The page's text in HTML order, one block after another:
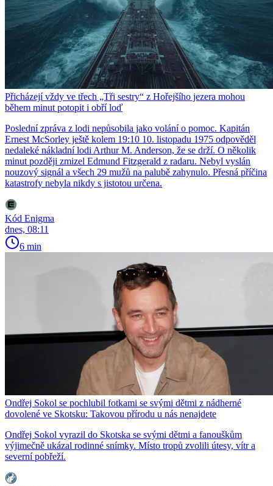
Přicházejí vždy ve třech „Tři sestry“ z Hořejšího jezera mohou
během minut potopit i obří loď
Poslední zpráva z lodi nepůsobila jako volání o pomoc. Kapitán
Ernest McSorley ještě kolem 19:10 10. listopadu 1975 odpověděl
nedaleké nákladní lodi Arthur M. Anderson, že se drží. O několik
minut později zmizel Edmund Fitzgerald z radaru. Nebyl vyslán
nouzový signál a všech 29 mužů na palubě zahynulo. Přesná příčina
katastrofy nebyla nikdy s jistotou určena.
Kód Enigma
dnes, 08:11
6 min
Ondřej Sokol se pochlubil fotkami se svými dětmi z nádherné
dovolené ve Skotsku: Takovou přírodu u nás nenajdete
Ondřej Sokol vyrazil do Skotska se svými dětmi a fanouškům
výjimečně ukázal rodinné snímky. Místo tropů zvolili útesy, vítr a
severní pobřeží.